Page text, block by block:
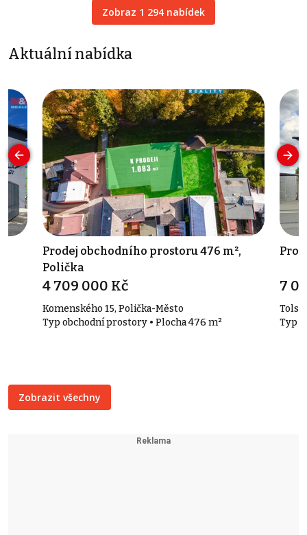
Zobraz 1 294 nabídek
Aktuální nabídka
Prodej obchodního prostoru 476 m²,
Polička
4 709 000 Kč
Komenského 15, Polička-Město
Typ obchodní prostory • Plocha 476 m²
7
Typ
Zobrazit všechny